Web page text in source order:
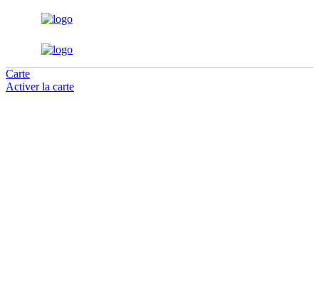
Carte
Activer la carte